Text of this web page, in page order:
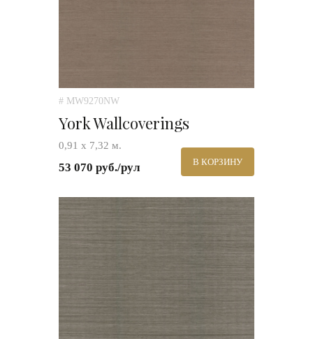
# MW9270NW
York Wallcoverings
0,91 х 7,32 м.
53 070 руб./рул В КОРЗИНУ